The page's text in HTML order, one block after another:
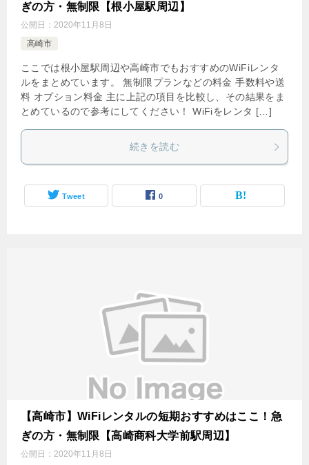
ぎの方・無制限【根小屋駅周辺】
公開日： 2020年11月8日
高崎市
ここでは根小屋駅周辺や高崎市でもおすすめのWiFiレンタ
ルをまとめています。 無制限プランなどの料金 手数料や送
料 オプション料金 主に上記の項目を比較し、その結果をま
とめているので参考にしてください！ WiFiをレンタ […]
続きを読む
Tweet 0
【高崎市】WiFiレンタルの短期おすすめはここ！急
ぎの方・無制限【高崎商科大学前駅周辺】
公開日： 2020年11月8日